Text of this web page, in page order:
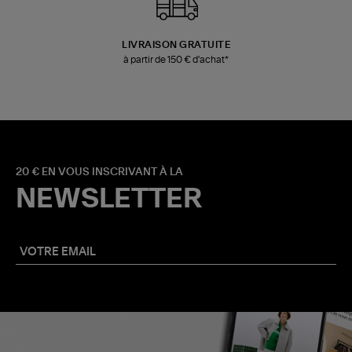
LIVRAISON GRATUITE
à partir de 150 € d'achat*
20 € EN VOUS INSCRIVANT À LA
NEWSLETTER